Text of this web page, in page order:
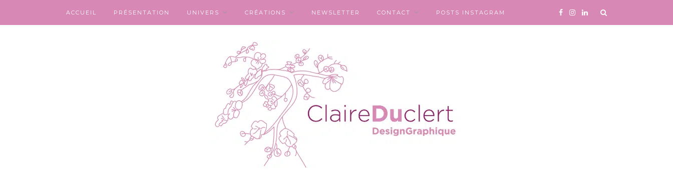
ACCUEIL PRÉSENTATION UNIVERS CRÉATIONS NEWSLETTER CONTACT POSTS INSTAGRAM